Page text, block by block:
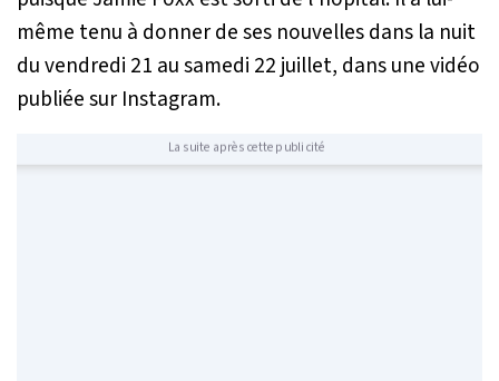
même tenu à donner de ses nouvelles dans la nuit
du vendredi 21 au samedi 22 juillet, dans une vidéo
publiée sur Instagram.
La suite après cette publicité